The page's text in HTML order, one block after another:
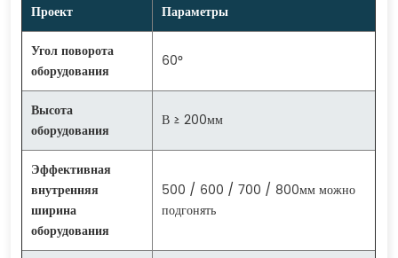
Проект
Параметры
Угол поворота
оборудования
60°
Высота
оборудования
В ≥ 200мм
Эффективная
внутренняя
ширина
оборудования
500 / 600 / 700 / 800мм можно
подгонять